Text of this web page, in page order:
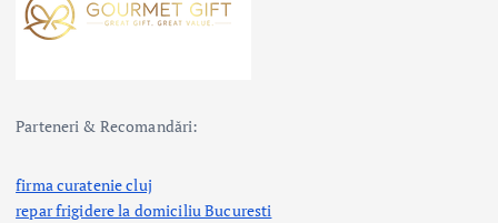
Parteneri & Recomandări:
firma curatenie cluj
repar frigidere la domiciliu Bucuresti